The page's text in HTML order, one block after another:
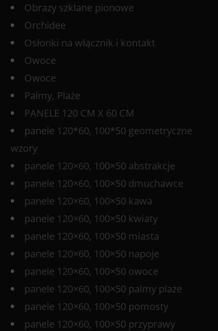
Obrazy szklane pionowe
Orchidee
Osłonki na włącznik i kontakt
Owoce
Owoce
Palmy, Plaże
PANELE 120 CM X 60 CM
panele 120*60, 100*50 geometryczne
wzory
panele 120×60, 100×50 abstrakcje
panele 120×60, 100×50 dmuchawce
panele 120×60, 100×50 kawa
panele 120×60, 100×50 kwiaty
panele 120×60, 100×50 miasta
panele 120×60, 100×50 napoje
panele 120×60, 100×50 owoce
panele 120×60, 100×50 palmy plaże
panele 120×60, 100×50 pomosty
panele 120×60, 100×50 przyprawy